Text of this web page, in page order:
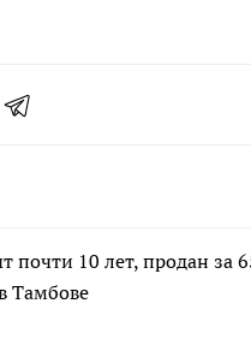
почти 10 лет, продан за
Тамбове